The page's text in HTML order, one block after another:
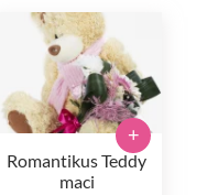
Romantikus Teddy
maci
+